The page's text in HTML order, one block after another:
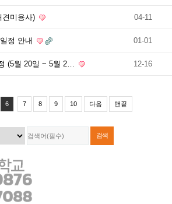
견미용사) 04-11
정 안내 01-01
(5월 20일 ~ 5월 2… 12-16
6 7 8 9 10 다음 맨끝